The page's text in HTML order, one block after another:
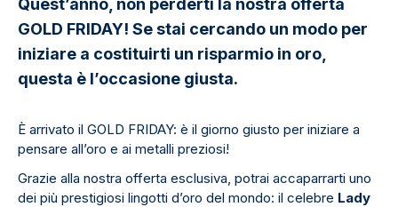
Quest’anno, non perderti la nostra offerta
GOLD FRIDAY! Se stai cercando un modo per
iniziare a costituirti un risparmio in oro,
questa è l’occasione giusta.
È arrivato il GOLD FRIDAY: è il giorno giusto per iniziare a
pensare all’oro e ai metalli preziosi!
Grazie alla nostra offerta esclusiva, potrai accaparrarti uno
dei più prestigiosi lingotti d’oro del mondo: il celebre Lady